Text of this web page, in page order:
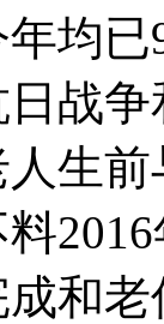
均
战
生
和